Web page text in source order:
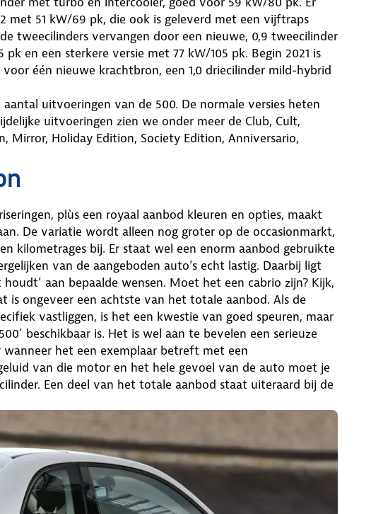
met 51 kW/69 pk, die ook is geleverd met een vijftraps
tweecilinders vervangen door een nieuwe, 0,9 tweecilinder
en een sterkere versie met 77 kW/105 pk. Begin 2021 is
één nieuwe krachtbron, een 1,0 driecilinder mild-hybrid
uitvoeringen van de 500. De normale versies heten
uitvoeringen zien we onder meer de Club, Cult,
Mirror, Holiday Edition, Society Edition, Anniversario,
plùs een royaal aanbod kleuren en opties, maakt
De variatie wordt alleen nog groter op de occasionmarkt,
kilometrages bij. Er staat wel een enorm aanbod gebruikte
van de aangeboden auto’s echt lastig. Daarbij ligt
aan bepaalde wensen. Moet het een cabrio zijn? Kijk,
ongeveer een achtste van het totale aanbod. Als de
vastliggen, is het een kwestie van goed speuren, maar
beschikbaar is. Het is wel aan te bevelen een serieuze
het een exemplaar betreft met een
van die motor en het hele gevoel van de auto moet je
Een deel van het totale aanbod staat uiteraard bij de